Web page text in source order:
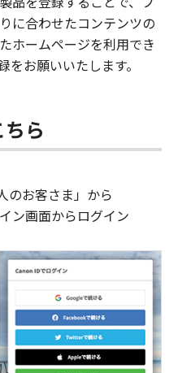
に合わせたコンテンツの
ホームページを利用でき
をお願いいたします。
ら
のお客さま」から
ン画面からログイン